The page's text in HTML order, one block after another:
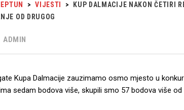
> VIJESTI >
KUP DALMACIJE NAKON ČETIRI
OD DRUGOG
ADMIN
Kupa Dalmacije zauzimamo osmo mjesto u
sedam bodova više, skupili smo 57 bodova više od